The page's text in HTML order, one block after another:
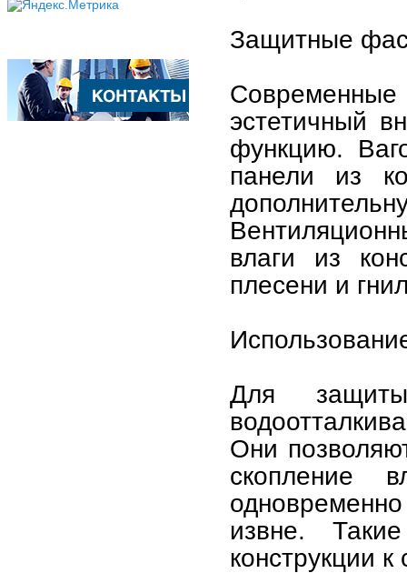
Защитные
эстетичный
функцию.
панели из
влаги из
плесени и
Для
Они
скопление
извне.
конструкции